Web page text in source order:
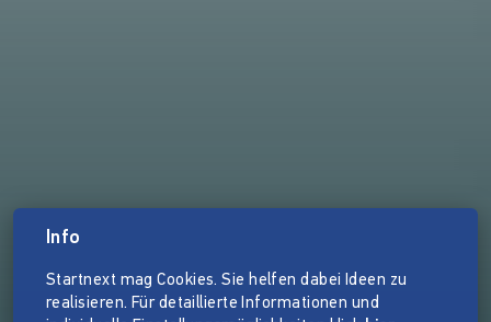
Info
Startnext mag Cookies. Sie helfen dabei Ideen zu
realisieren. Für detaillierte Informationen und